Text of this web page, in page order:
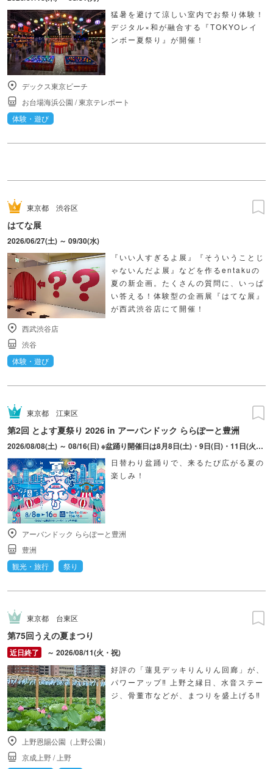
猛暑を避けて涼しい室内でお祭り体験！
デジタル×和が融合する『TOKYOレイ
ンボー夏祭り』が開催！
デックス東京ビーチ
お台場海浜公園 /東京テレポート
体験・遊び
東京都 渋谷区
はてな展
2026/06/27(土) ～ 09/30(水)
『いい人すぎるよ展』『そういうことじ
ゃないんだよ展』などを作るentakuの
夏の新企画。たくさんの質問に、いっぱ
い答える！体験型の企画展『はてな展』
が西武渋谷店にて開催！
西武渋谷店
渋谷
体験・遊び
東京都 江東区
第2回 とよす夏祭り 2026 in アーバンドック ららぽーと豊洲
2026/08/08(土) ～ 08/16(日) ※盆踊り開催日は8月8日(土)・9日(日)・11日(火・祝)・15日(土)・16日(日)のみ。 ※縁日およびキッチンカーについては期間中の全日程営業予定。 ※開催コンテンツは日によって異なります。
日替わり盆踊りで、来るたび広がる夏の
楽しみ！
アーバンドック ららぽーと豊洲
豊洲
観光・旅行
祭り
東京都 台東区
第75回うえの夏まつり
～ 2026/08/11(火・祝)
好評の「蓮見デッキりんりん回廊」が、
パワーアップ‼ 上野之縁日、水音ステー
ジ、骨董市などが、まつりを盛上げる‼
上野恩賜公園（上野公園）
京成上野/ 上野